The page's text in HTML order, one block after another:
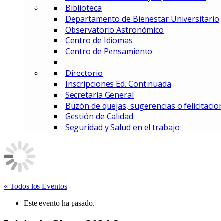
MAF – Maestría en
MAGD – Maestría en Analítica y
MCI – Maestría en Comercio
MDEMEC – Maestría en
MGCS – Maestría en Gerencia
Maestría en Gerencia
MGIED – Maestría en Gestión
MGE – Maestría en Gestión
ESPECIALIZACIONES
Biblioteca
Departamento de Bienestar Universitario
Observatorio Astronómico
Centro de Idiomas
Centro de Pensamiento
Directorio
Inscripciones Ed. Continuada
Secretaría General
Buzón de quejas, sugerencias o
Gestión de Calidad
Seguridad y Salud en el trabajo
« Todos los Eventos
Este evento ha pasado.